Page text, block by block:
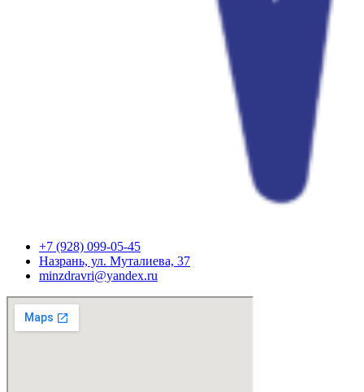
+7 (928) 099-05-45
Назрань, ул. Муталиева, 37
minzdravri@yandex.ru